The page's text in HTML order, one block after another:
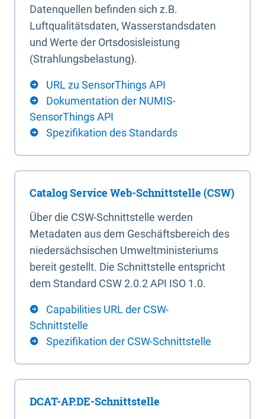
Datenquellen befinden sich z.B.
Luftqualitätsdaten, Wasserstandsdaten
und Werte der Ortsdosisleistung
(Strahlungsbelastung).
URL zu SensorThings API
Dokumentation der NUMIS-
SensorThings API
Spezifikation des Standards
Catalog Service Web-Schnittstelle (CSW)
Über die CSW-Schnittstelle werden
Metadaten aus dem Geschäftsbereich des
niedersächsischen Umweltministeriums
bereit gestellt. Die Schnittstelle entspricht
dem Standard CSW 2.0.2 API ISO 1.0.
Capabilities URL der CSW-
Schnittstelle
Spezifikation der CSW-Schnittstelle
DCAT-AP.DE-Schnittstelle